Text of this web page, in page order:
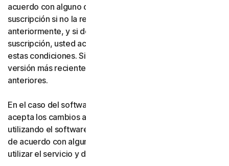
acuerdo con alguno de los cambios, puede no finalizar la
suscripción si no la renueva, según lo indicado
anteriormente, y si desinstala el software. Si renueva su
suscripción, usted acepta la versión más reciente de
estas condiciones. Si ha aceptado más de una versión, la
versión más reciente sustituirá a todas las versiones
anteriores.
En el caso del software y los servicios gratuitos, usted
acepta los cambios a estas condiciones al continuar
utilizando el software y los servicios gratuitos. Si no está
de acuerdo con alguno de los cambios, debe dejar de
utilizar el servicio y desinstalar el software gratuito.